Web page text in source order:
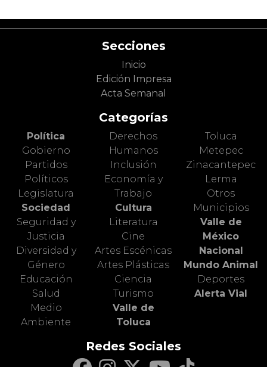
Secciones
Inicio
Edición Impresa
Acta Semanal
Categorías
Política
Gobierno
Partidos
Políticos
Legislatura
Sociedad
Seguridad y
Justicia
Diversidad y
Género
Educación
Salud
Medio
Ambiente
Derechos
Humanos
Inclusión
Economía y
Trabajo
Cultura
Literatura
Cine
Artes Escénicas
Artes Plásticas
Ciencia
Turismo
Valle de
Toluca
Toluca
Metepec
Zinacantepec
Lerma
Otros
Municipios
Valle de
México
Nacional
Mundo Animal
Deportes
Alerta Vial
Redes Sociales